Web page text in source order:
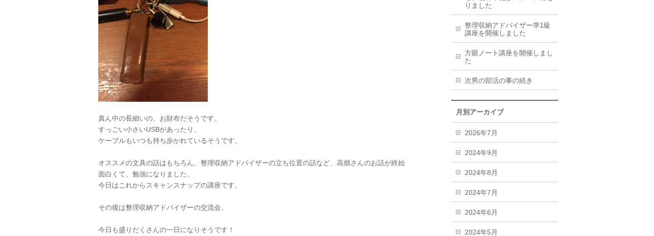
真ん中の長細いの、お財布だそうです。
すっごい小さいUSBがあったり、
ケーブルもいつも持ち歩かれているそうです。
オススメの文具の話はもちろん、整理収納アドバイザーの立ち位置の話など、高畑さんのお話が終始
面白くて、勉強になりました。
今日はこれからスキャンスナップの講座です。
その後は整理収納アドバイザーの交流会。
今日も盛りだくさんの一日になりそうです！
りました
整理収納アドバイザー準1級
講座を開催しました
方眼ノート講座を開催しまし
た
次男の部活の事の続き
月別アーカイブ
2026年7月
2024年9月
2024年8月
2024年7月
2024年6月
2024年5月